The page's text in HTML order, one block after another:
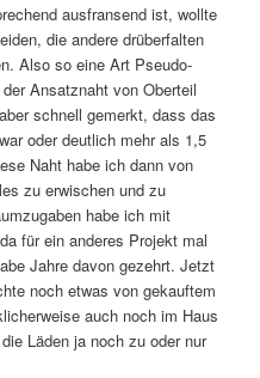
ausfransend ist, wollte
die andere drüberfalten
Also so eine Art Pseudo-
Ansatznaht von Oberteil
schnell gemerkt, dass das
oder deutlich mehr als 1,5
Naht habe ich dann von
zu erwischen und zu
habe ich mit
für ein anderes Projekt mal
Jahre davon gezehrt. Jetzt
noch etwas von gekauftem
auch noch im Haus
Läden ja noch zu oder nur